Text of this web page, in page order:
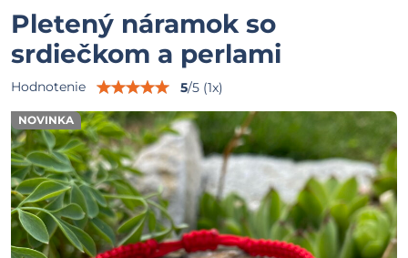
NOVINKA
Pletený náramok so
srdiečkom a perlami
Hodnotenie 5/5 (1x)